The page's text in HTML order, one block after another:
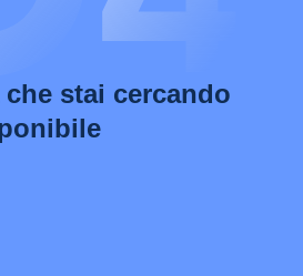
stai cercando